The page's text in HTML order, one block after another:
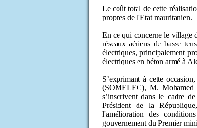
Le coût total de cette
propres de l'Etat mauritanien.
En ce qui concerne le village
réseaux aériens de basse
électriques, principalement
électriques en béton armé à
S’exprimant à cette
(SOMELEC), M. Mohamed
s’inscrivent dans le cadre
Président de la
l'amélioration des
gouvernement du Premier